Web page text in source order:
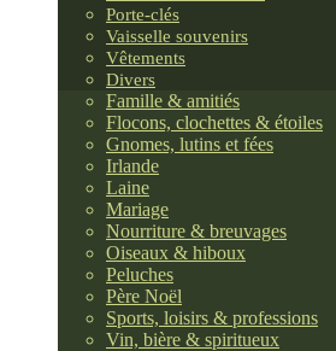
Porte-clés
Vaisselle souvenirs
Vêtements
Divers
Famille & amitiés
Flocons, clochettes & étoiles
Gnomes, lutins et fées
Irlande
Laine
Mariage
Nourriture & breuvages
Oiseaux & hiboux
Peluches
Père Noël
Sports, loisirs & professions
Vin, bière & spiritueux